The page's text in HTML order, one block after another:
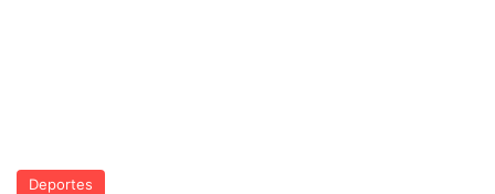
Deportes